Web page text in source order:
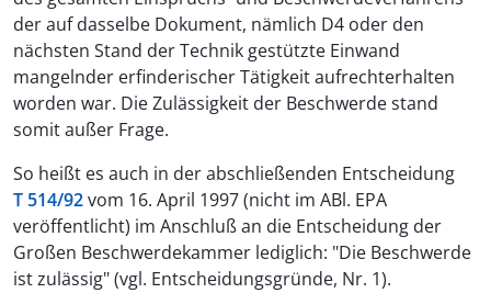
der auf dasselbe Dokument, nämlich D4 oder den
nächsten Stand der Technik gestützte Einwand
mangelnder erfinderischer Tätigkeit aufrechterhalten
worden war. Die Zulässigkeit der Beschwerde stand
somit außer Frage.
So heißt es auch in der abschließenden Entscheidung
T 514/92vom 16. April 1997 (nicht im ABl. EPA
veröffentlicht) im Anschluß an die Entscheidung der
Großen Beschwerdekammer lediglich: "Die Beschwerde
ist zulässig" (vgl. Entscheidungsgründe, Nr. 1).